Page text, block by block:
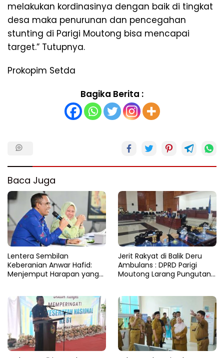
melakukan kordinasinya dengan baik di tingkat
desa maka penurunan dan pencegahan
stunting di Parigi Moutong bisa mencapai
target.” Tutupnya.
Prokopim Setda
Bagika Berita :
Baca Juga
Lentera Sembilan
Keberanian Anwar Hafid:
Menjemput Harapan yang
Jerit Rakyat di Balik Deru
Ambulans : DPRD Parigi
Moutong Larang Pungutan